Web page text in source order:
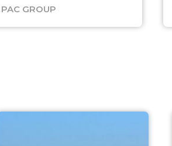
PAC GROUP